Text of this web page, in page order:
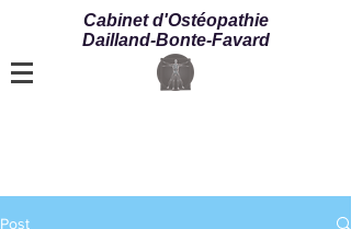
Cabinet d'Ostéopathie
Dailland-Bonte-Favard
Post